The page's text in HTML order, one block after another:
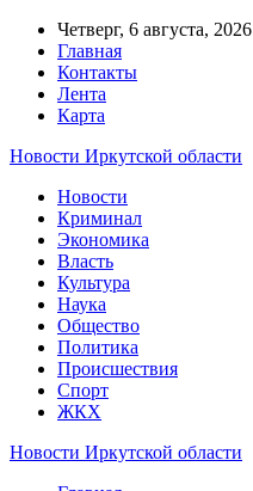
Четверг, 6 августа, 2026
Главная
Контакты
Лента
Карта
Новости Иркутской области
Новости
Криминал
Экономика
Власть
Культура
Наука
Общество
Политика
Происшествия
Спорт
ЖКХ
Новости Иркутской области